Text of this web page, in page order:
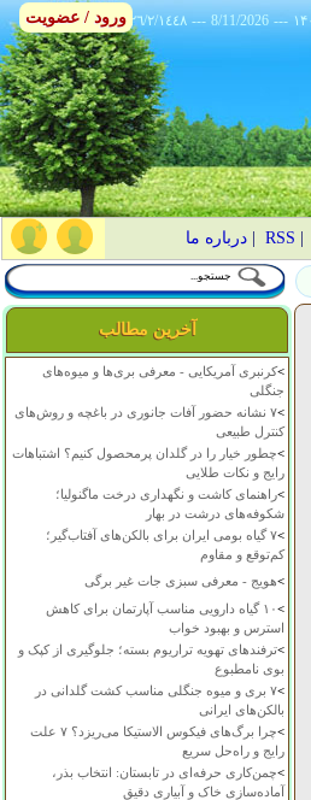
٢٦/٢/١٤٤٨ --- 8/11/2026 ---
RSS
|درباره ما
آخرین مطالب
>کرنبری آمریکایی - معرفی بری‌ها و میوه‌های
جنگلی
>
۷ نشانه حضور آفات جانوری در باغچه و روش‌های
کنترل طبیعی
>چطور خیار را در گلدان پرمحصول کنیم؟ اشتباهات
رایج و نکات طلایی
>راهنمای کاشت و نگهداری درخت ماگنولیا؛
شکوفه‌های درشت در بهار
>
۷ گیاه بومی ایران برای بالکن‌های آفتاب‌گیر؛
کم‌توقع و مقاوم
>هویج - معرفی سبزی جات غیر برگی
>
۱۰ گیاه دارویی مناسب آپارتمان برای کاهش
استرس و بهبود خواب
>ترفندهای تهویه تراریوم بسته؛ جلوگیری از کپک و
بوی نامطبوع
>
۷ بری و میوه جنگلی مناسب کشت گلدانی در
بالکن‌های ایرانی
>
چرا برگ‌های فیکوس الاستیکا می‌ریزد؟ ۷ علت
رایج و راه‌حل سریع
>چمن‌کاری حرفه‌ای در تابستان: انتخاب بذر،
آماده‌سازی خاک و آبیاری دقیق
ورود / عضویت